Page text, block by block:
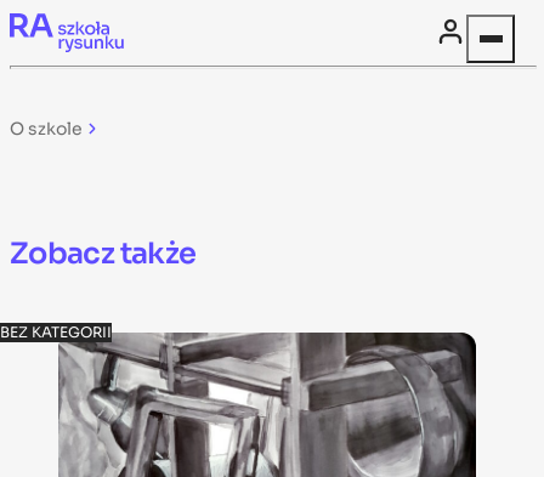
Skip to content
O szkole
Zobacz także
BEZ KATEGORII